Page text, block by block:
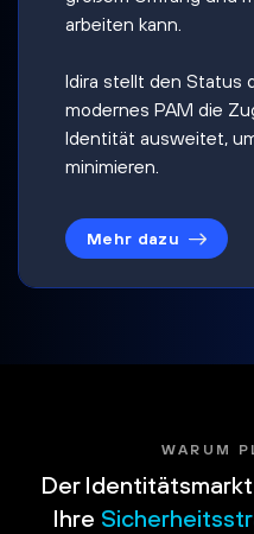
arbeiten kann.
Idira stellt den Status
modernes PAM die
Identität ausweitet,
minimieren.
Mehr dazu
WARUM
Der
Ihre